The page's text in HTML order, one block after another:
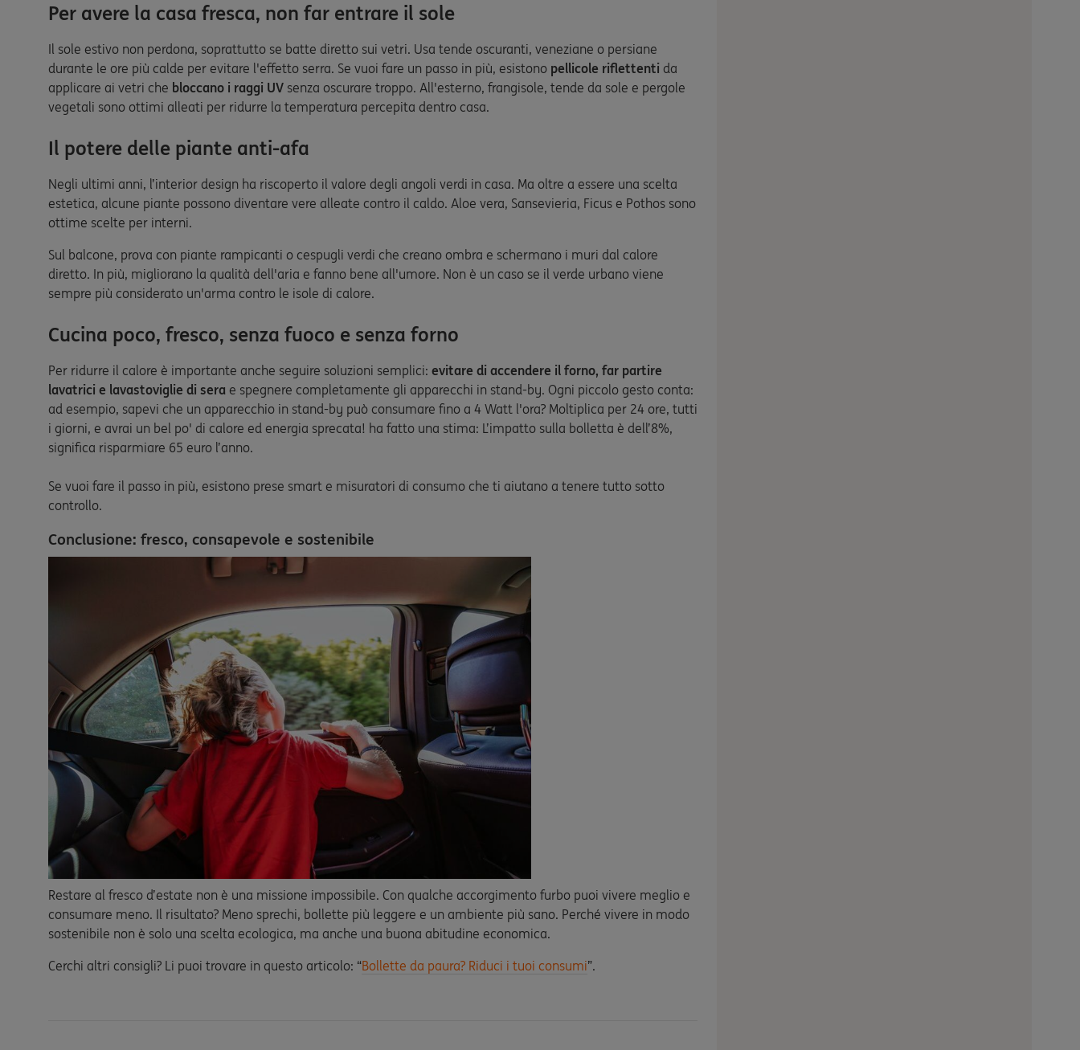
Per avere la casa fresca, non far entrare il sole
Il sole estivo non perdona, soprattutto se batte diretto sui vetri. Usa tende oscuranti, veneziane o persiane
durante le ore più calde per evitare l'effetto serra. Se vuoi fare un passo in più, esistono pellicole riflettenti da
applicare ai vetri che bloccano i raggi UV senza oscurare troppo. All'esterno, frangisole, tende da sole e pergole
vegetali sono ottimi alleati per ridurre la temperatura percepita dentro casa.
Il potere delle piante anti-afa
Negli ultimi anni, l’interior design ha riscoperto il valore degli angoli verdi in casa. Ma oltre a essere una scelta
estetica, alcune piante possono diventare vere alleate contro il caldo. Aloe vera, Sansevieria, Ficus e Pothos sono
ottime scelte per interni.
Sul balcone, prova con piante rampicanti o cespugli verdi che creano ombra e schermano i muri dal calore
diretto. In più, migliorano la qualità dell'aria e fanno bene all'umore. Non è un caso se il verde urbano viene
sempre più considerato un'arma contro le isole di calore.
Cucina poco, fresco, senza fuoco e senza forno
Per ridurre il calore è importante anche seguire soluzioni semplici: evitare di accendere il forno, far partire
lavatrici e lavastoviglie di sera e spegnere completamente gli apparecchi in stand-by. Ogni piccolo gesto conta:
ad esempio, sapevi che un apparecchio in stand-by può consumare fino a 4 Watt l'ora? Moltiplica per 24 ore, tutti
i giorni, e avrai un bel po' di calore ed energia sprecata! ha fatto una stima: L’impatto sulla bolletta è dell’8%,
significa risparmiare 65 euro l’anno.
Se vuoi fare il passo in più, esistono prese smart e misuratori di consumo che ti aiutano a tenere tutto sotto
controllo.
Conclusione: fresco, consapevole e sostenibile
Restare al fresco d’estate non è una missione impossibile. Con qualche accorgimento furbo puoi vivere meglio e
consumare meno. Il risultato? Meno sprechi, bollette più leggere e un ambiente più sano. Perché vivere in modo
sostenibile non è solo una scelta ecologica, ma anche una buona abitudine economica.
Cerchi altri consigli? Li puoi trovare in questo articolo: “Bollette da paura? Riduci i tuoi consumi”.